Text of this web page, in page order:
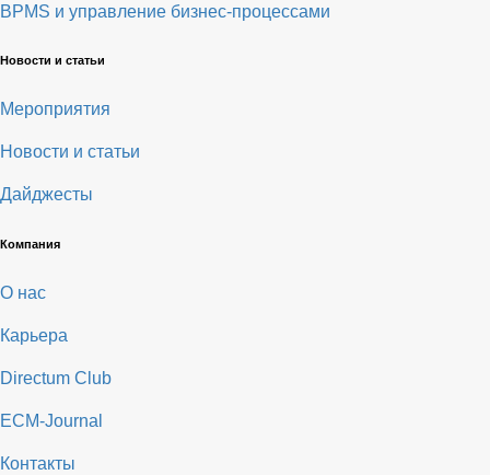
BPMS и управление бизнес-процессами
Новости и статьи
Мероприятия
Новости и статьи
Дайджесты
Компания
О нас
Карьера
Directum Club
ECM-Journal
Контакты